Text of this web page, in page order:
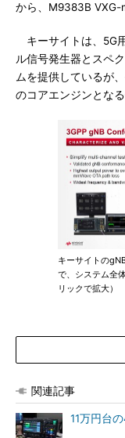
から、M9383B VXG-
キーサイトは、5G
ル信号発生器とスペ
ムを提供しているが
のコアエンジンとな
キーサイトの
で、システム全
リックで拡大）
関連記事
11万円台